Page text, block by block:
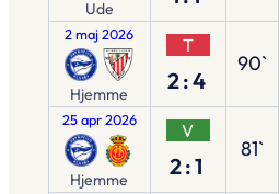
Ude
2 maj 2026
Hjemme
T
2:4
90`
25 apr 2026
Hjemme
V
2:1
81`